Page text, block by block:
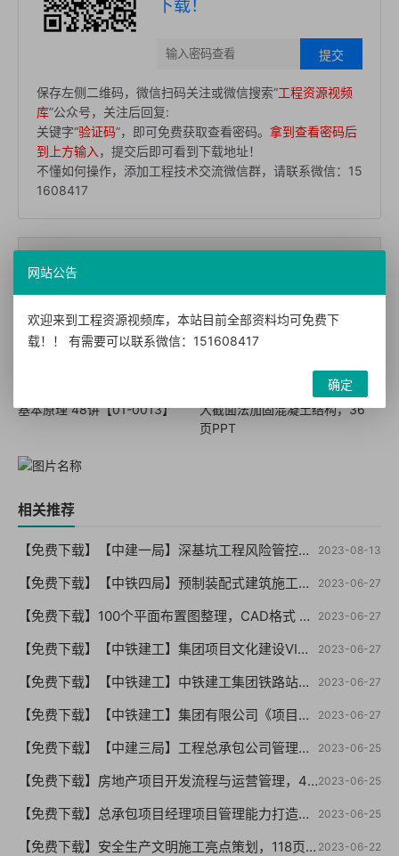
下载！
提交
保存左侧二维码，微信扫码关注或微信搜索“工程资源视频
库”公众号，关注后回复:
关键字“验证码”，即可免费获取查看密码。 拿到查看密码后
到上方输入 ，提交后即可看到下载地址！
不懂如何操作，添加工程技术交流微信群，请联系微信：15
1608417
章来源！
本文链接： https://doc52.com/?id=34
基本原理 48讲【01-0013】
【免费下载】【结构加固】加
大截面法加固混凝土结构，36
页PPT
相关推荐
2023-08-13
【免费下载】【中建一局】深基坑工程风险管控要点及典型事故剖析（终版）PPT210页，可编辑！-2021年06月【01-0059】
2023-06-27
【免费下载】【中铁四局】预制装配式建筑施工技术，PPT76页【01-0058】
2023-06-27
【免费下载】100个平面布置图整理，CAD格式 （干货你值得拥有）【01-0057】
2023-06-27
【免费下载】【中铁建工】集团项目文化建设VI指导手册【01-0056】
2023-06-27
【免费下载】【中铁建工】中铁建工集团铁路站房项目文化标准化建设VI手册【01-0055】
2023-06-27
【免费下载】【中铁建工】集团有限公司《项目机构标准化管理指导手册（试行版）【01-0054】
2023-06-25
【免费下载】【中建三局】工程总承包公司管理制度汇编（146页 编制详细）【01-0053】
2023-06-25
【免费下载】房地产项目开发流程与运营管理，49页PPT【01-0052】
2023-06-25
【免费下载】总承包项目经理项目管理能力打造与提升培训，66页PPT，图文，可编辑【01-0051】
2023-06-22
【免费下载】安全生产文明施工亮点策划，118页PPT【01-0050】
网站公告
欢迎来到工程资源视频库，本站目前全部资料均可免费下
载！！ 有需要可以联系微信：151608417
确定